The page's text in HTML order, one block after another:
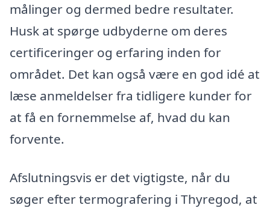
målinger og dermed bedre resultater.
Husk at spørge udbyderne om deres
certificeringer og erfaring inden for
området. Det kan også være en god idé at
læse anmeldelser fra tidligere kunder for
at få en fornemmelse af, hvad du kan
forvente.
Afslutningsvis er det vigtigste, når du
søger efter termografering i Thyregod, at